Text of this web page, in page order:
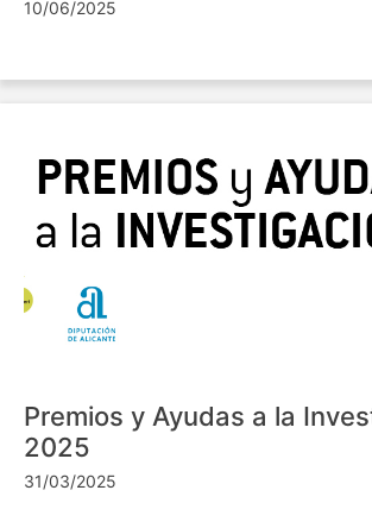
10/06/2025
Premios y Ayudas a la
2025
31/03/2025